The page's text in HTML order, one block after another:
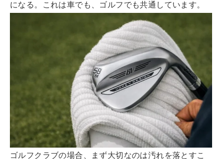
になる。これは車でも、ゴルフでも共通しています。
ゴルフクラブの場合、まず大切なのは汚れを落とすこ